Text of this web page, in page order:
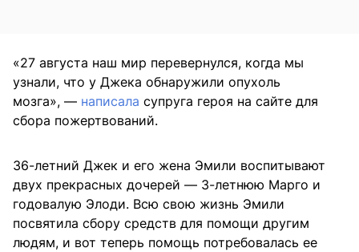
«27 августа наш мир перевернулся, когда мы
узнали, что у Джека обнаружили опухоль
мозга», — написала супруга героя на сайте для
сбора пожертвований.
36-летний Джек и его жена Эмили воспитывают
двух прекрасных дочерей — 3-летнюю Марго и
годовалую Элоди. Всю свою жизнь Эмили
посвятила сбору средств для помощи другим
людям, и вот теперь помощь потребовалась ее